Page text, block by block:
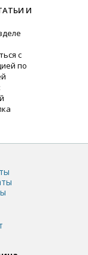
И
с
по